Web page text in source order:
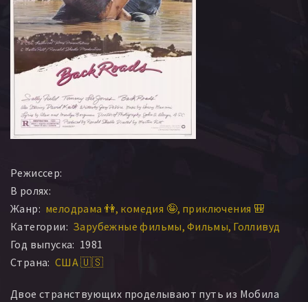
Режиссер:
В ролях:
Жанр: мелодрама 👫 комедия 🤪 приключения 🎒
Категории: Зарубежные фильмы Фильмы Голливуд
Год выпуска: 1981
Страна: США 🇺🇸
Двое странствующих проделывают путь из Мобила